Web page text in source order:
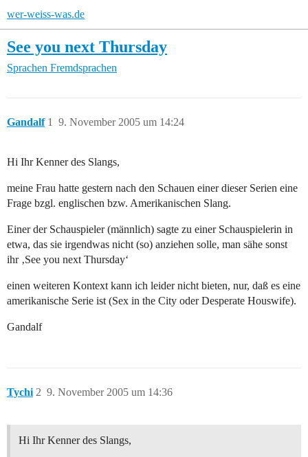
wer-weiss-was.de
See you next Thursday
Sprachen Fremdsprachen
Gandalf 9. November 2005 um 14:24
1
Hi Ihr Kenner des Slangs,
meine Frau hatte gestern nach den Schauen einer dieser Serien eine
Frage bzgl. englischen bzw. Amerikanischen Slang.
Einer der Schauspieler (männlich) sagte zu einer Schauspielerin in
etwa, das sie irgendwas nicht (so) anziehen solle, man sähe sonst
ihr ‚See you next Thursday‘
einen weiteren Kontext kann ich leider nicht bieten, nur, daß es eine
amerikanische Serie ist (Sex in the City oder Desperate Houswife).
Gandalf
Tychi 9. November 2005 um 14:36
2
Hi Ihr Kenner des Slangs,